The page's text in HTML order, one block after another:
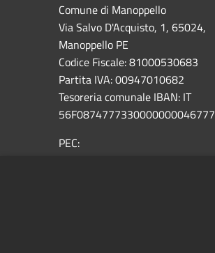
Comune di Manoppello
Via Salvo D'Acquisto, 1, 65024,
Manoppello PE
Codice Fiscale: 81000530683
Partita IVA: 00947010682
Tesoreria comunale IBAN: IT
56F0874777330000000046777
PEC: